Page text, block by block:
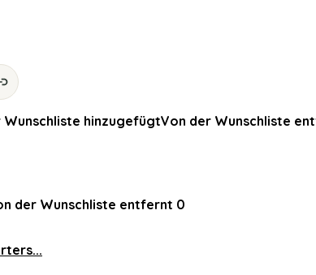
Wunschliste hinzugefügtVon der Wunschliste
der Wunschliste entfernt 0